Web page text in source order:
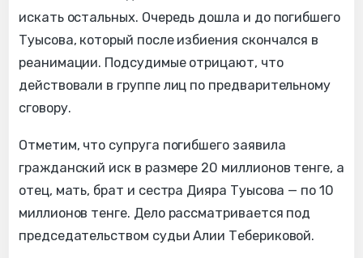
искать остальных. Очередь дошла и до погибшего
Туысова, который после избиения скончался в
реанимации. Подсудимые отрицают, что
действовали в группе лиц по предварительному
сговору.
Отметим, что супруга погибшего заявила
гражданский иск в размере 20 миллионов тенге, а
отец, мать, брат и сестра Дияра Туысова — по 10
миллионов тенге. Дело рассматривается под
председательством судьи Алии Тебериковой.